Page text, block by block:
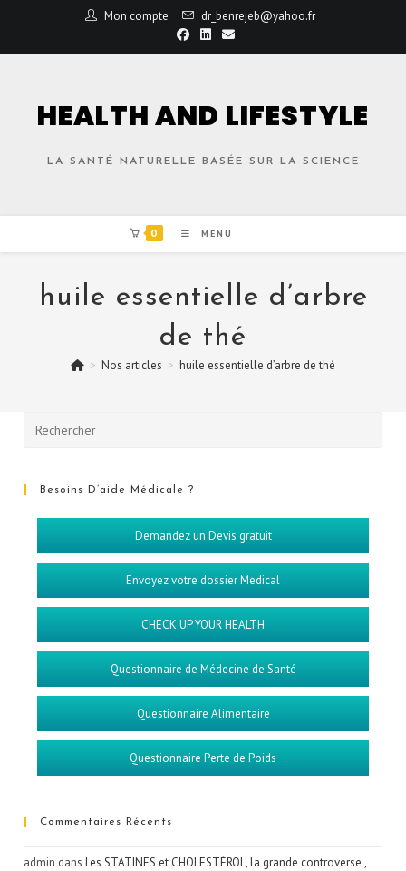
Mon compte dr_benrejeb@yahoo.fr
HEALTH AND LIFESTYLE
LA SANTÉ NATURELLE BASÉE SUR LA SCIENCE
0 MENU
huile essentielle d’arbre
de thé
> Nos articles > huile essentielle d’arbre de thé
Besoins D’aide Médicale ?
Demandez un Devis gratuit
Envoyez votre dossier Medical
CHECK UP YOUR HEALTH
Questionnaire de Médecine de Santé
Questionnaire Alimentaire
Questionnaire Perte de Poids
Commentaires Récents
admin dansLes STATINES et CHOLESTÉROL, la grande controverse ,